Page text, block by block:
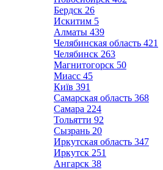
Бердск 26
Искитим 5
Алматы 439
Челябинская область 421
Челябинск 263
Магнитогорск 50
Миасс 45
Київ 391
Самарская область 368
Самара 224
Тольятти 92
Сызрань 20
Иркутская область 347
Иркутск 251
Ангарск 38